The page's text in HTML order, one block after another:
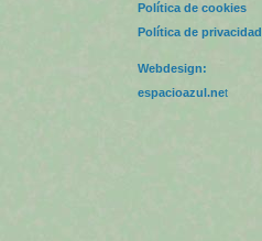
Política de cookies
Política de privacidad
Webdesign:
espacioazul.net